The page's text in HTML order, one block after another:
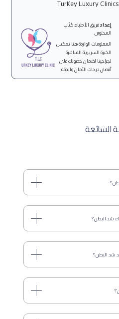
إعدادفريق الأطباء كُتّاب
المحتوى.
المعلومات الواردة هنا تعكس
الخبرة السريرية المباشرة
لجراحينا لضمان حصولك على
أقصى درجات الأمان والدقة
الشائعة
شد البطن؟
شد البطن؟